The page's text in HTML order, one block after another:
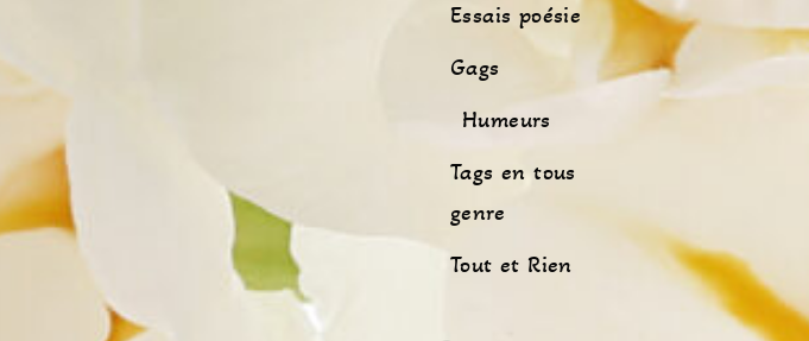
Essais poésie
Gags
Humeurs
Tags en tous
genre
Tout et Rien